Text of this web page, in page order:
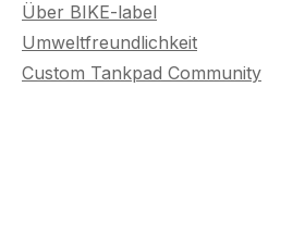
Farbabweichungen,)Wic
htig: Diese Makel
betreffen ausschließlich
Über BIKE-label
Umweltfreundlichkeit
Custom Tankpad Community